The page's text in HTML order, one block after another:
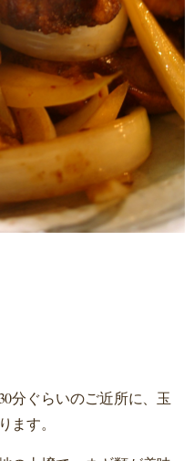
分ぐらいのご近所に、玉
ます。